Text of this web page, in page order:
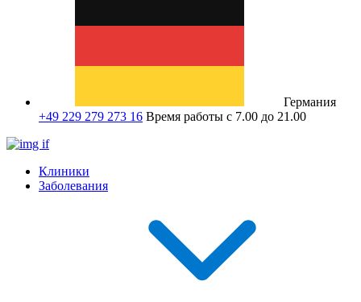
Германия
+49 229 279 273 16 Время работы с 7.00 до 21.00
Клиники
Заболевания